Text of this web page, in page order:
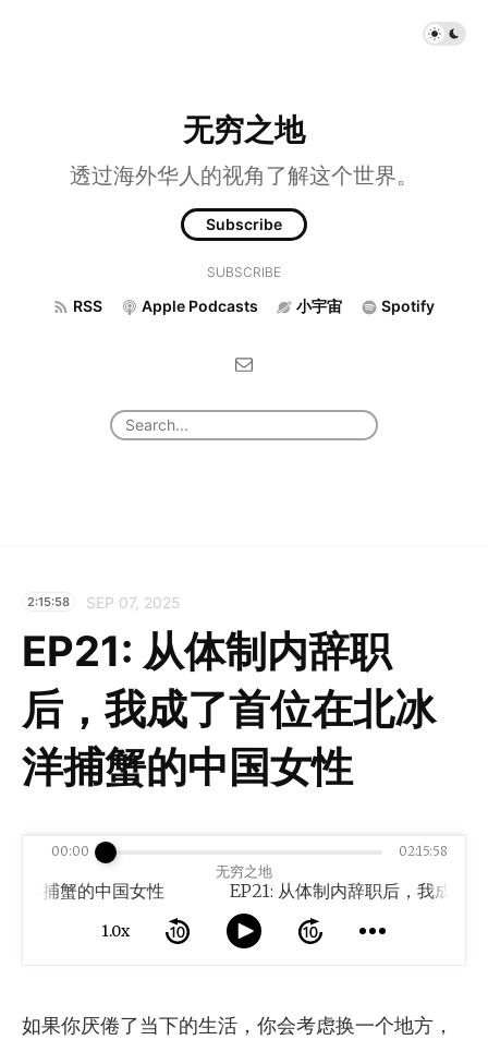
无穷之地
透过海外华人的视角了解这个世界。
Subscribe
SUBSCRIBE
RSS Apple Podcasts 小宇宙 Spotify
2:15:58 SEP 07, 2025
EP21: 从体制内辞职
后，我成了首位在北冰
洋捕蟹的中国女性
无穷之地
捕蟹的中国女性
1.0x
00:00 02:15:58
如果你厌倦了当下的生活，你会考虑换一个地方，